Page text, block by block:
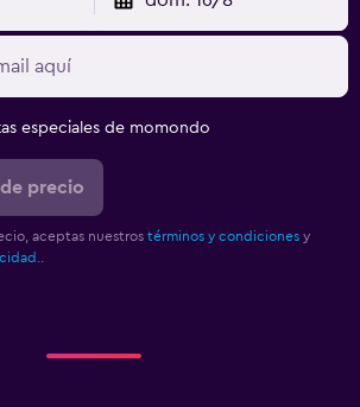
especiales de momondo
precio
aceptas nuestros términos y condiciones y